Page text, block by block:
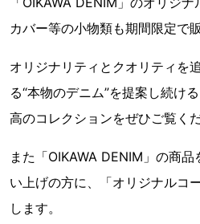
カバー等の小物類も期間限定で
オリジナリティとクオリティを
る“本物のデニム”を提案し続け
高のコレクションをぜひご覧くだ
また「OIKAWA DENIM」の商
い上げの方に、「オリジナルコ
します。